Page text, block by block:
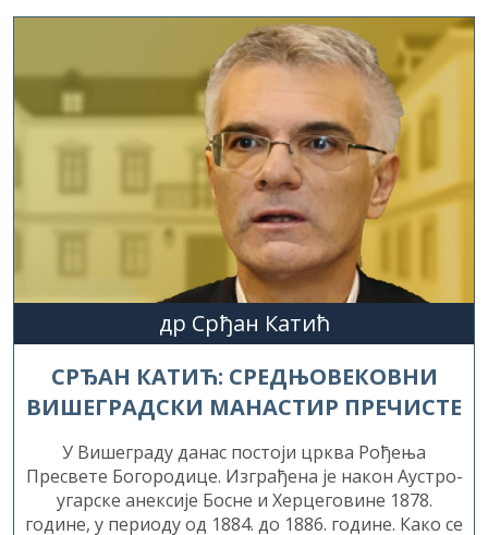
др Срђан Катић
СРЂАН КАТИЋ: СРЕДЊОВЕКОВНИ
ВИШЕГРАДСКИ МАНАСТИР ПРЕЧИСТЕ
У Вишеграду данас постоји црква Рођења
Пресвете Богородице. Изграђена је након Аустро-
угарске анексије Босне и Херцеговине 1878.
године, у периоду од 1884. до 1886. године. Како се
наводи, већинска муслиманска заједница се